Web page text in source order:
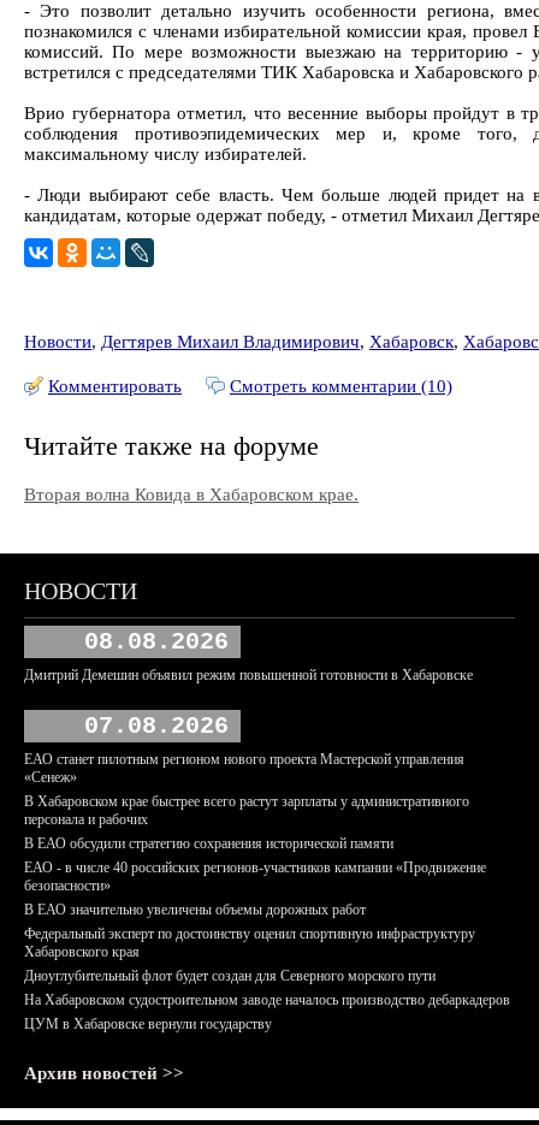
- Это позволит детально изучить особенности региона,
познакомился с членами избирательной комиссии края,
комиссий. По мере возможности выезжаю на территорию
встретился с председателями ТИК Хабаровска и Хабаровского
Врио губернатора отметил, что весенние выборы пройдут в
соблюдения противоэпидемических мер и, кроме того,
максимальному числу избирателей.
- Люди выбирают себе власть. Чем больше людей придет на
кандидатам, которые одержат победу, - отметил Михаил
Новости, Дегтярев Михаил Владимирович, Хабаровск,
Комментировать Смотреть комментарии (10)
Читайте также на форуме
Вторая волна Ковида в Хабаровском крае.
НОВОСТИ
08.08.2026
Дмитрий Демешин объявил режим повышенной готовности в Хабаровске
07.08.2026
ЕАО станет пилотным регионом нового проекта Мастерской управления
«Сенеж»
В Хабаровском крае быстрее всего растут зарплаты у административного
персонала и рабочих
В ЕАО обсудили стратегию сохранения исторической памяти
ЕАО - в числе 40 российских регионов-участников кампании «Продвижение
безопасности»
В ЕАО значительно увеличены объемы дорожных работ
Федеральный эксперт по достоинству оценил спортивную инфраструктуру
Хабаровского края
Дноуглубительный флот будет создан для Северного морского пути
На Хабаровском судостроительном заводе началось производство дебаркадеров
ЦУМ в Хабаровске вернули государству
Архив новостей >>